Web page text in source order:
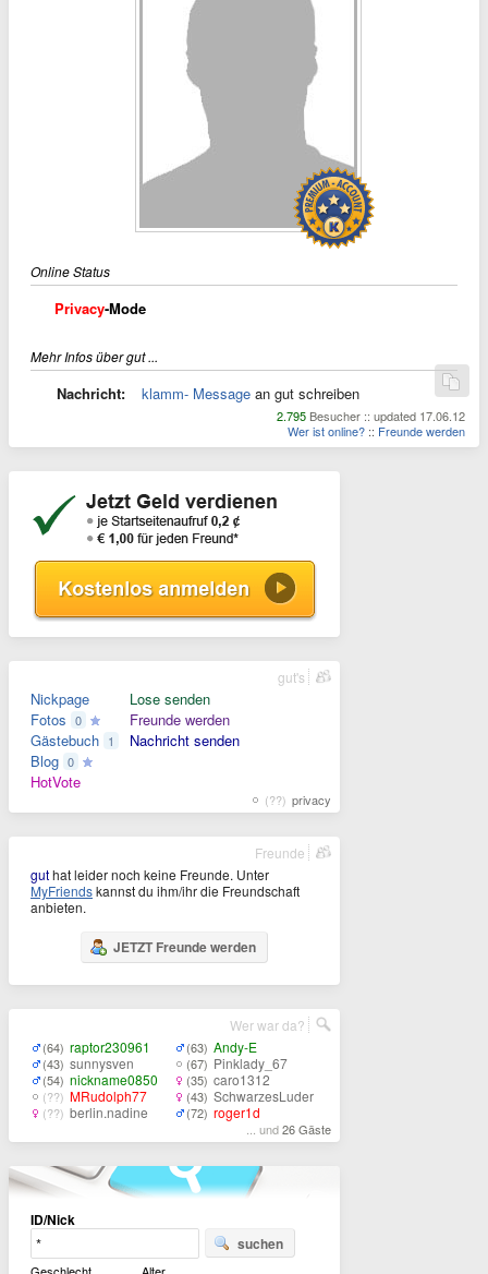
Online Status
Privacy-Mode
Mehr Infos über gut ...
Nachricht: klamm- Message an gut schreiben
2.795 Besucher :: updated 17.06.12
Wer ist online? :: Freunde werden
Nickpage
Fotos 0
Gästebuch 1
Blog 0
HotVote
Lose senden
Freunde werden
Nachricht senden
(??) privacy
gut's
guthat leider noch keine Freunde. Unter
MyFriendskannst du ihm/ihr die Freundschaft
anbieten.
JETZT Freunde werden
Freunde
(64) raptor230961
(43) sunnysven
(54) nickname0850
(??) MRudolph77
(??) berlin.nadine
(63) Andy-E
(67) Pinklady_67
(35) caro1312
(43) SchwarzesLuder
(72) roger1d
... und26 Gäste
Wer war da?
ID/Nick
suchen